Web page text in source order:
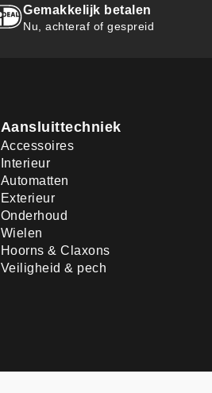
Gemakkelijk betalen
Nu, achteraf of gespreid
Aansluittechniek
Accessoires
Interieur
Automatten
Exterieur
Onderhoud
Wielen
Hoorns & Claxons
Veiligheid & pech